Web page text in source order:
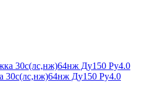
30с(лс,нж)64нж Ду150 Ру4.0